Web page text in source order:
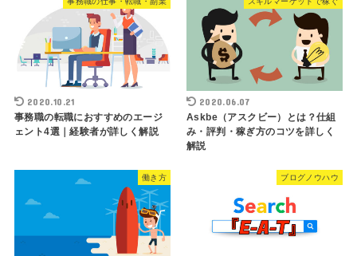
2020.10.21
事務職の転職におすすめのエージ
ェント4選｜経験者が詳しく解説
2020.06.07
Askbe（アスクビー）とは？仕組
み・評判・稼ぎ方のコツを詳しく
解説
働き方 ブログノウハウ